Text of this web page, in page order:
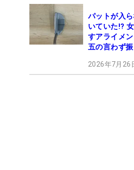
パットが入
いていた!?
すアライメ
五の言わず
2026年7月26